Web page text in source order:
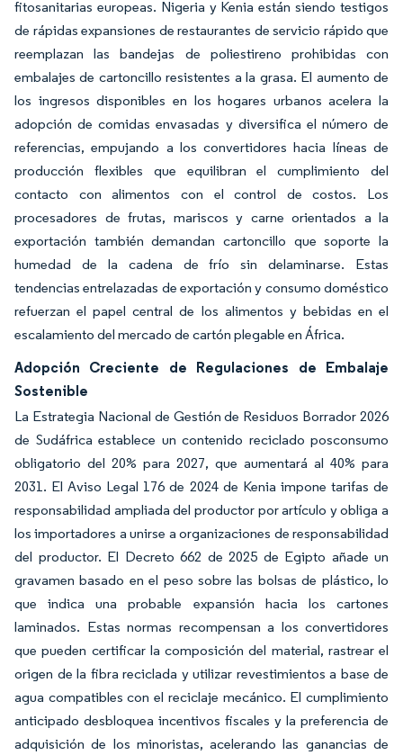
fitosanitarias europeas. Nigeria y Kenia están siendo testigos
de rápidas expansiones de restaurantes de servicio rápido que
reemplazan las bandejas de poliestireno prohibidas con
embalajes de cartoncillo resistentes a la grasa. El aumento de
los ingresos disponibles en los hogares urbanos acelera la
adopción de comidas envasadas y diversifica el número de
referencias, empujando a los convertidores hacia líneas de
producción flexibles que equilibran el cumplimiento del
contacto con alimentos con el control de costos. Los
procesadores de frutas, mariscos y carne orientados a la
exportación también demandan cartoncillo que soporte la
humedad de la cadena de frío sin delaminarse. Estas
tendencias entrelazadas de exportación y consumo doméstico
refuerzan el papel central de los alimentos y bebidas en el
escalamiento del mercado de cartón plegable en África.
Adopción Creciente de Regulaciones de Embalaje
Sostenible
La Estrategia Nacional de Gestión de Residuos Borrador 2026
de Sudáfrica establece un contenido reciclado posconsumo
obligatorio del 20% para 2027, que aumentará al 40% para
2031. El Aviso Legal 176 de 2024 de Kenia impone tarifas de
responsabilidad ampliada del productor por artículo y obliga a
los importadores a unirse a organizaciones de responsabilidad
del productor. El Decreto 662 de 2025 de Egipto añade un
gravamen basado en el peso sobre las bolsas de plástico, lo
que indica una probable expansión hacia los cartones
laminados. Estas normas recompensan a los convertidores
que pueden certificar la composición del material, rastrear el
origen de la fibra reciclada y utilizar revestimientos a base de
agua compatibles con el reciclaje mecánico. El cumplimiento
anticipado desbloquea incentivos fiscales y la preferencia de
adquisición de los minoristas, acelerando las ganancias de